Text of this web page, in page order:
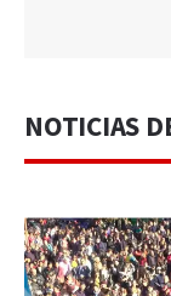
NOTICIAS